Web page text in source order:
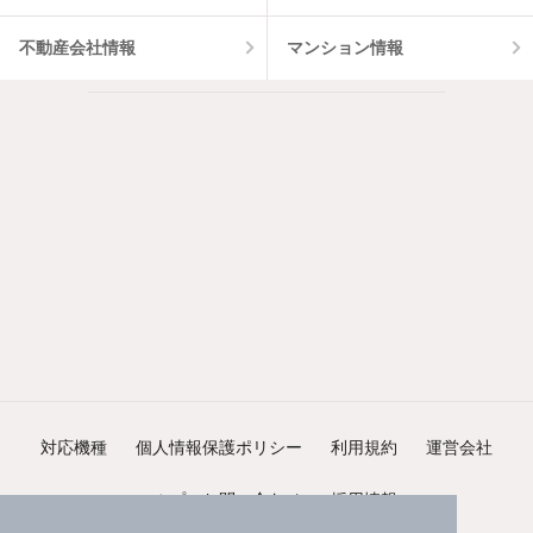
不動産会社情報 マンション情報
対応機種 個人情報保護ポリシー 利用規約 運営会社
ヘルプ・お問い合わせ 採用情報